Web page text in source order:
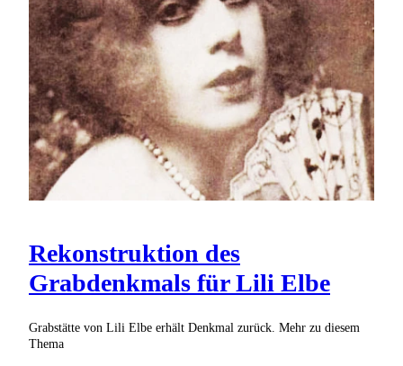
Rekonstruktion des
Grabdenkmals für Lili Elbe
Grabstätte von Lili Elbe erhält Denkmal zurück. Mehr zu diesem
Thema